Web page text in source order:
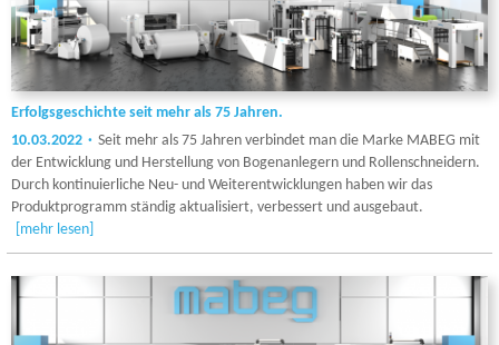
Erfolgsgeschichte seit mehr als 75 Jahren.
10.03.2022
Seit mehr als 75 Jahren verbindet man die Marke MABEG mit
der Entwicklung und Herstellung von Bogenanlegern und Rollenschneidern.
Durch kontinuierliche Neu- und Weiterentwicklungen haben wir das
Produktprogramm ständig aktualisiert, verbessert und ausgebaut.
[mehr lesen]